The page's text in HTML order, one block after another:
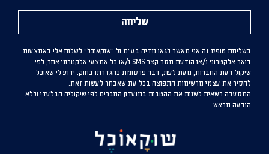
שליחה
בשליחת טופס זה אני מאשר לגאו מדיה בע”מ ול “שוקאוכל” לשלוח אלי באמצעות
דואר אלקטרוני ו/או הודעת מסר קצר SMS ו/או כל אמצעי אלקטרוני אחר, לפי
שיקול דעת החברות, מעת לעת, דבר פרסומת כהגדרתו בחוק. ידוע לי שאוכל
להסיר את עצמי מרשימות התפוצה בכל עת שאבחר לעשות זאת.
המסעדה רשאית לשנות את ההטבות במועדון החברים לפי שיקוליה הבלעדי וללא
הודעה מראש.